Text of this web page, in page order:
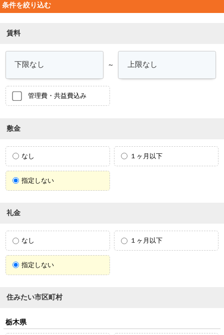
条件を絞り込む
賃料
～
管理費・共益費込み
敷金
なし １ヶ月以下
指定しない
礼金
なし １ヶ月以下
指定しない
住みたい市区町村
栃木県